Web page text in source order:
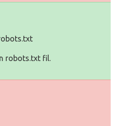
robots.txt fil.